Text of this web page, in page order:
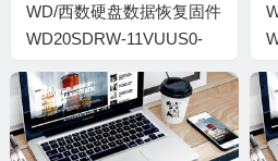
WD/西数硬盘数据恢复固件
WD20SDRW-11VUUS0-
WXL1E690LYUU-
0006008J